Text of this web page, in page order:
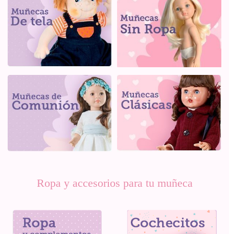
Ropa y accesorios para tu muñeca